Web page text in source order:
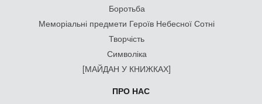
Боротьба
Меморіальні предмети Героїв Небесної Сотні
Творчість
Символіка
[МАЙДАН У КНИЖКАХ]
ПРО НАС